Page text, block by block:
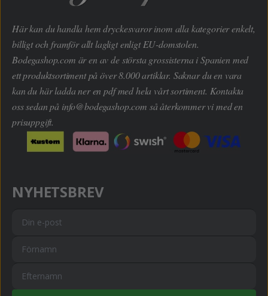
Här kan du handla hem dryckesvaror inom alla kategorier enkelt,
billigt och framför allt lagligt enligt EU-domstolen.
Bodegashop.com är en av de största grossisterna i Spanien med
ett produktsortiment på över 8.000 artiklar. Saknar du en vara
kan du här ladda ner en pdf med hela vårt sortiment. Kontakta
oss sedan på info@bodegashop.com så återkommer vi med en
prisuppgift.
NYHETSBREV